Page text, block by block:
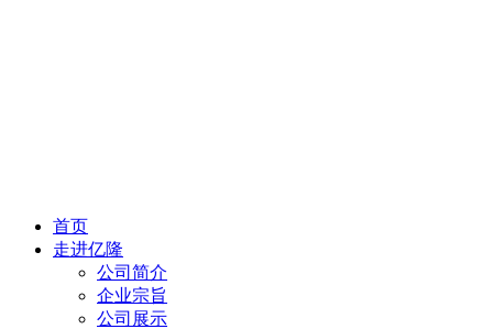
首页
走进亿隆
公司简介
企业宗旨
公司展示